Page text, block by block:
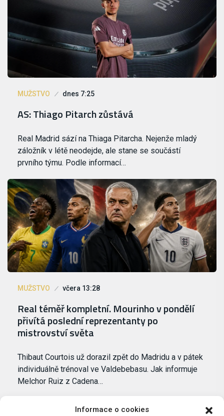
Informace o cookies
MUŽSTVO dnes 7:25
AS: Thiago Pitarch zůstává
Real Madrid sází na Thiaga Pitarcha. Nejenže mladý
záložník v létě neodejde, ale stane se součástí
prvního týmu. Podle informací…
MUŽSTVO včera 13:28
Real téměř kompletní. Mourinho v pondělí
přivítá poslední reprezentanty po
mistrovství světa
Thibaut Courtois už dorazil zpět do Madridu a v pátek
individuálně trénoval ve Valdebebasu. Jak informuje
Melchor Ruiz z Cadena…